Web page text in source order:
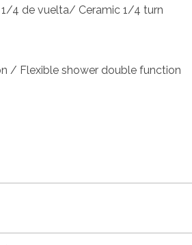
4 de vuelta/ Ceramic 1/4 turn
/ Flexible shower double function